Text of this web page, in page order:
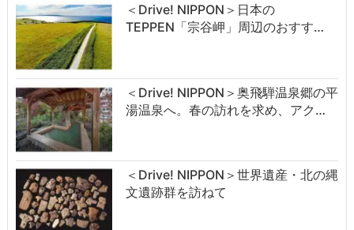
＜Drive! NIPPON＞日本の
TEPPEN「宗谷岬」周辺のおすす…
＜Drive! NIPPON＞奥飛騨温泉郷の平
湯温泉へ。春の訪れを求め、アク…
＜Drive! NIPPON＞世界遺産・北の縄
文遺跡群を訪ねて